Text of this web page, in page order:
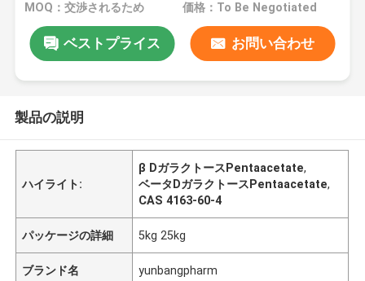
MOQ：交渉されるため 価格：To Be Negotiated
ベストプライス お問い合わせ
製品の説明
ハイライト:
β DガラクトースPentaacetate,
ベータDガラクトースPentaacetate,
CAS 4163-60-4
パッケージの詳細 5kg 25kg
ブランド名 yunbangpharm